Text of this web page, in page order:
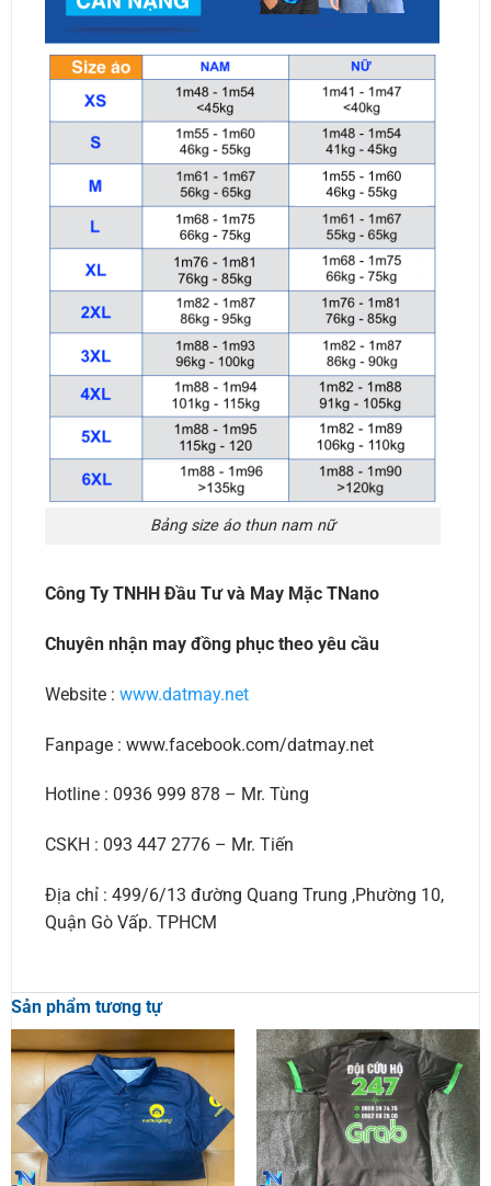
Bảng size áo thun nam nữ
Công Ty TNHH Đầu Tư và May Mặc TNano
Chuyên nhận may đồng phục theo yêu cầu
Website : www.datmay.net
Fanpage : www.facebook.com/datmay.net
Hotline : 0936 999 878 – Mr. Tùng
CSKH : 093 447 2776 – Mr. Tiến
Địa chỉ : 499/6/13 đường Quang Trung ,Phường 10,
Quận Gò Vấp. TPHCM
Sản phẩm tương tự